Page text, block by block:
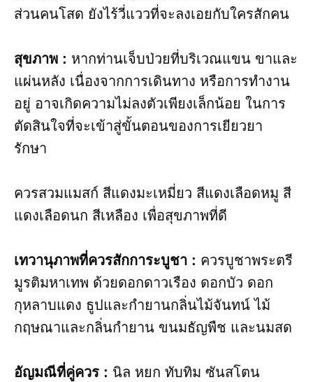
ส่วนคนโสด ยังไร้วี่แววที่จะลงเอยกับใครสักคน
สุขภาพ : หากท่านเจ็บป่วยที่บริเวณแขน ขาและ
แผ่นหลัง เนื่องจากการเดินทาง หรือการทำงาน
อยู่ อาจเกิดความไม่ลงตัวเพียงเล็กน้อย ในการ
ตัดสินใจที่จะเข้าสู่ขั้นตอนของการเยียวยา
รักษา
ควรสวมแมสก์ สีแดงมะเหมี่ยว สีแดงเลือดหมู สี
แดงเลือดนก สีเหลือง เพื่อสุขภาพที่ดี
เทวานุภาพที่ควรสักการะบูชา​ : ควรบูชาพระตรี
มูรติมหาเทพ ด้วยดอกดาวเรือง ดอกบัว ดอก
กุหลาบแดง ธูปและกำยานกลิ่นไม้จันทน์ ไม้
กฤษณาและกลิ่นกำยาน ขนมธัญพืช และนมสด
อัญมณี​ที่คู่ควร : นิล​ หยก ทับทิม ซันสโตน​